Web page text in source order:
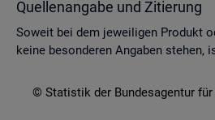
Quel­len­an­ga­be und Zi­tie­rung
So­weit bei dem je­wei­li­gen Pro­dukt
keine be­son­de­ren An­ga­ben ste­hen,
© Sta­tis­tik der Bun­des­agen­tur